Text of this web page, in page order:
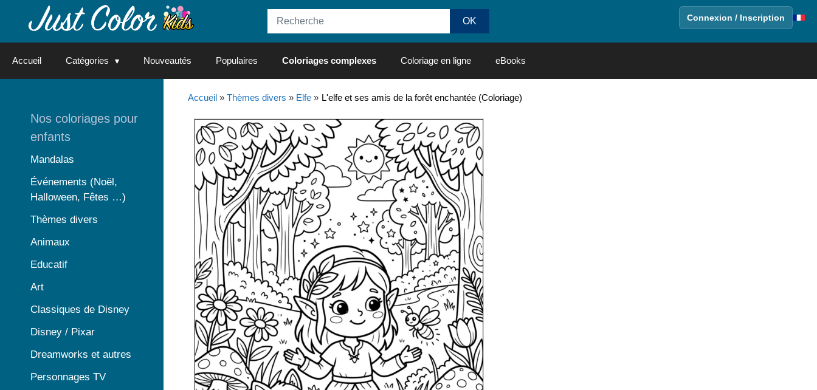
Connexion / Inscription
Accueil Catégories Nouveautés Populaires Coloriages complexes Coloriage en ligne eBooks
Accueil» Thèmes divers » Elfe» L'elfe et ses amis de la forêt enchantée (Coloriage)
Nos coloriages pour
enfants
Mandalas
Événements (Noël,
Halloween, Fêtes …)
Thèmes divers
Animaux
Educatif
Art
Classiques de Disney
Disney / Pixar
Dreamworks et autres
Personnages TV